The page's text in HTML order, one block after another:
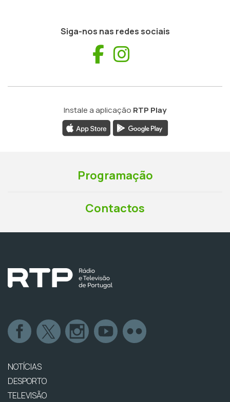
Siga-nos nas redes sociais
Facebook
Instale a aplicação RTP Play
Programação
Contactos
NOTÍCIAS
DESPORTO
TELEVISÃO